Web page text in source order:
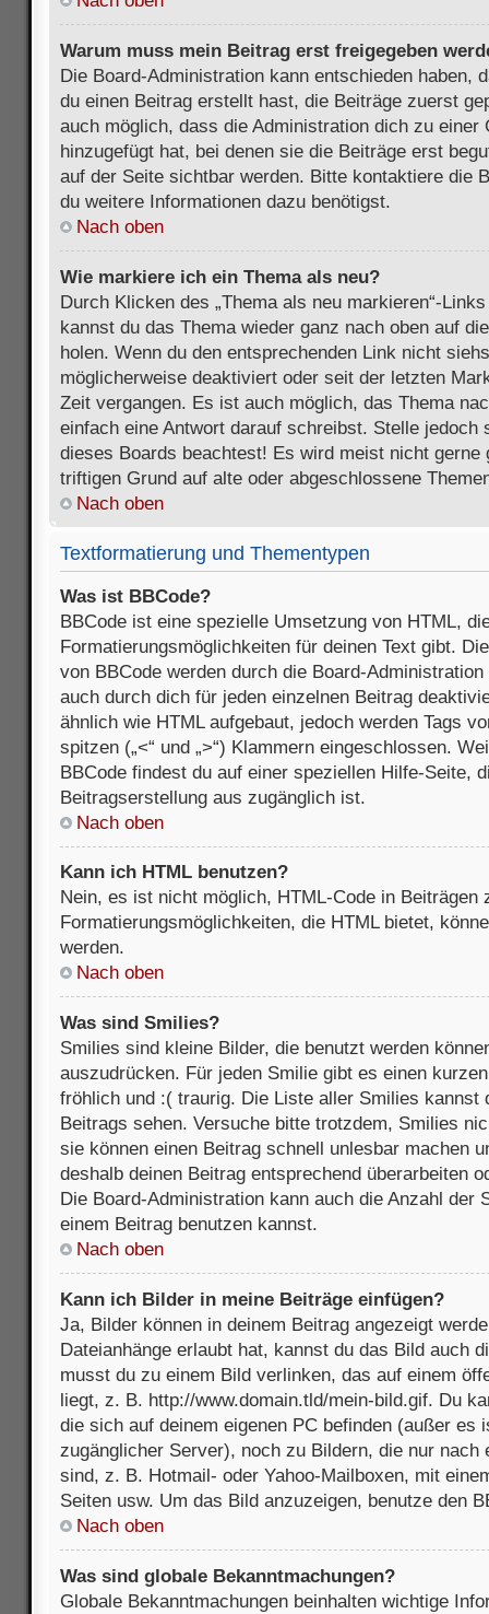
Warum muss mein Beitrag erst freigegeben
Die Board-Administration kann entschieden haben,
du einen Beitrag erstellt hast, die Beiträge zuerst
auch möglich, dass die Administration dich zu einer
hinzugefügt hat, bei denen sie die Beiträge erst
auf der Seite sichtbar werden. Bitte kontaktiere die
du weitere Informationen dazu benötigst.
Nach oben
Wie markiere ich ein Thema als neu?
Durch Klicken des „Thema als neu markieren“-
kannst du das Thema wieder ganz nach oben auf
holen. Wenn du den entsprechenden Link nicht
möglicherweise deaktiviert oder seit der letzten
Zeit vergangen. Es ist auch möglich, das Thema
einfach eine Antwort darauf schreibst. Stelle jedoch
dieses Boards beachtest! Es wird meist nicht gerne
triftigen Grund auf alte oder abgeschlossene
Nach oben
Textformatierung und Thementypen
Was ist BBCode?
BBCode ist eine spezielle Umsetzung von HTML,
Formatierungsmöglichkeiten für deinen Text gibt.
von BBCode werden durch die Board-
auch durch dich für jeden einzelnen Beitrag
ähnlich wie HTML aufgebaut, jedoch werden Tags
spitzen („<“ und „>“) Klammern eingeschlossen.
BBCode findest du auf einer speziellen Hilfe-Seite,
Beitragserstellung aus zugänglich ist.
Nach oben
Kann ich HTML benutzen?
Nein, es ist nicht möglich, HTML-Code in Beiträgen
Formatierungsmöglichkeiten, die HTML bietet,
werden.
Nach oben
Was sind Smilies?
Smilies sind kleine Bilder, die benutzt werden
auszudrücken. Für jeden Smilie gibt es einen
fröhlich und :( traurig. Die Liste aller Smilies kannst
Beitrags sehen. Versuche bitte trotzdem, Smilies
sie können einen Beitrag schnell unlesbar machen
deshalb deinen Beitrag entsprechend überarbeiten
Die Board-Administration kann auch die Anzahl der
einem Beitrag benutzen kannst.
Nach oben
Kann ich Bilder in meine Beiträge einfügen?
Ja, Bilder können in deinem Beitrag angezeigt
Dateianhänge erlaubt hat, kannst du das Bild auch
musst du zu einem Bild verlinken, das auf einem
liegt, z. B. http://www.domain.tld/mein-bild.gif. Du
die sich auf deinem eigenen PC befinden (außer es
zugänglicher Server), noch zu Bildern, die nur nach
sind, z. B. Hotmail- oder Yahoo-Mailboxen, mit
Seiten usw. Um das Bild anzuzeigen, benutze den
Nach oben
Was sind globale Bekanntmachungen?
Globale Bekanntmachungen beinhalten wichtige